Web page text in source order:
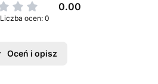
0.00
Liczba ocen: 0
Oceń i opisz